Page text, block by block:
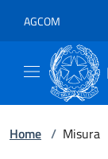
AGCOM
Home / Misura